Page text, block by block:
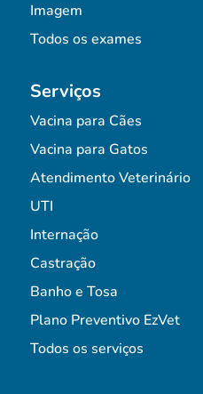
Imagem
Todos os exames
Serviços
Vacina para Cães
Vacina para Gatos
Atendimento Veterinário
UTI
Internação
Castração
Banho e Tosa
Plano Preventivo EzVet
Todos os serviços